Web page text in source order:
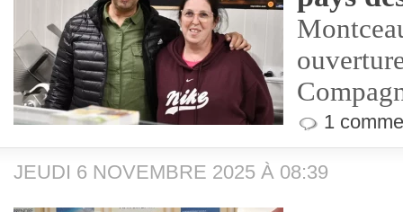
1
JEUDI 6 NOVEMBRE 2025 À 08:39